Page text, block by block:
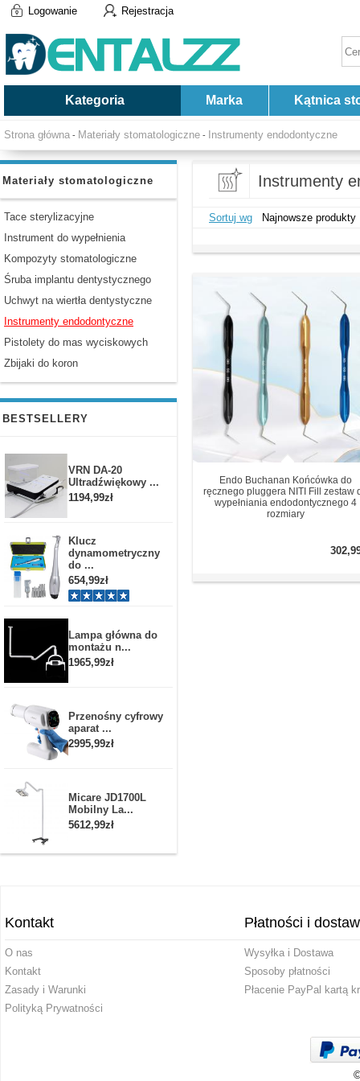
Logowanie Rejestracja
Kategoria Marka Kątnica
Strona główna - Materiały stomatologiczne - Instrumenty endodontyczne
Materiały stomatologiczne
Tace sterylizacyjne
Instrument do wypełnienia
Kompozyty stomatologiczne
Śruba implantu dentystycznego
Uchwyt na wiertła dentystyczne
Instrumenty endodontyczne
Pistolety do mas wyciskowych
Zbijaki do koron
BESTSELLERY
VRN DA-20
Ultradźwiękowy ...
1194,99zł
Klucz
dynamometryczny
do ...
654,99zł
Lampa główna do
montażu n...
1965,99zł
Przenośny cyfrowy
aparat ...
2995,99zł
Micare JD1700L
Mobilny La...
5612,99zł
Instrumenty
Sortuj wg Najnowsze produkty
Endo Buchanan Końcówka do
ręcznego pluggera NITI Fill zestaw
wypełniania endodontycznego 4
rozmiary
Kontakt
O nas
Kontakt
Zasady i Warunki
Polityką Prywatności
Płatności i
Wysyłka i Dostawa
Sposoby płatności
Płacenie PayPal kartą